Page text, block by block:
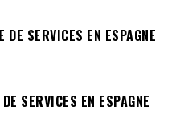
SERVICES EN ESPAGNE
SERVICES EN ESPAGNE